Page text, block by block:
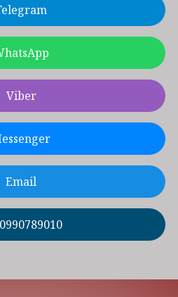
Viber
Email